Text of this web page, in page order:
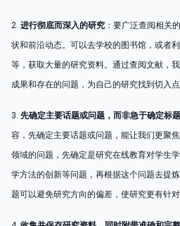
2. 进行彻底而深入的研究 ：要广泛查阅相关
状和前沿动态。可以去学校的图书馆，或者
等，获取大量的研究资料。通过查阅文献，
成果和存在的问题，为自己的研究找到切入点
3. 先确定主要话题或问题，而非急于确定标题
容，先确定主要话题或问题，能让我们更聚
领域的问题，先确定是研究在线教育对学生
学方法的创新等问题，再根据这个问题去提
题可以避免研究方向的偏差，使研究更有针对